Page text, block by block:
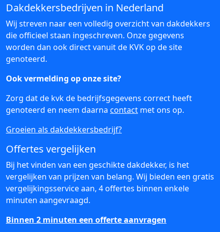
Dakdekkersbedrijven in Nederland
Wij streven naar een volledig overzicht van dakdekkers
die officieel staan ingeschreven. Onze gegevens
worden dan ook direct vanuit de KVK op de site
genoteerd.
Ook vermelding op onze site?
Zorg dat de kvk de bedrijfsgegevens correct heeft
genoteerd en neem daarna contact met ons op.
Groeien als dakdekkersbedrijf?
Offertes vergelijken
Bij het vinden van een geschikte dakdekker, is het
vergelijken van prijzen van belang. Wij bieden een gratis
vergelijkingsservice aan, 4 offertes binnen enkele
minuten aangevraagd.
Binnen 2 minuten een offerte aanvragen